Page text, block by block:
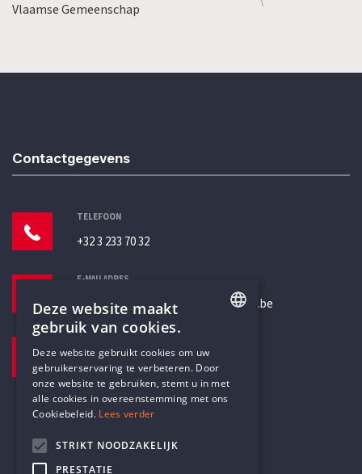
Vlaamse Gemeenschap
Contactgegevens
TELEFOON
+32 3 233 70 32
E-MAILADRES
secretariaat@humanistischverbond.be
Pottenbrug 4
Antwerpen, 2000
DUTCH
Deze website maakt
gebruik van cookies.
Deze website gebruikt cookies om uw
gebruikerservaring te verbeteren. Door
onze website te gebruiken, stemt u in met
alle cookies in overeenstemming met ons
Cookiebeleid. Lees verder
STRIKT NOODZAKELIJK
PRESTATIE